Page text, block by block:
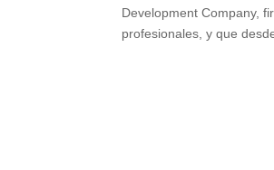
Development Company,
profesionales, y que